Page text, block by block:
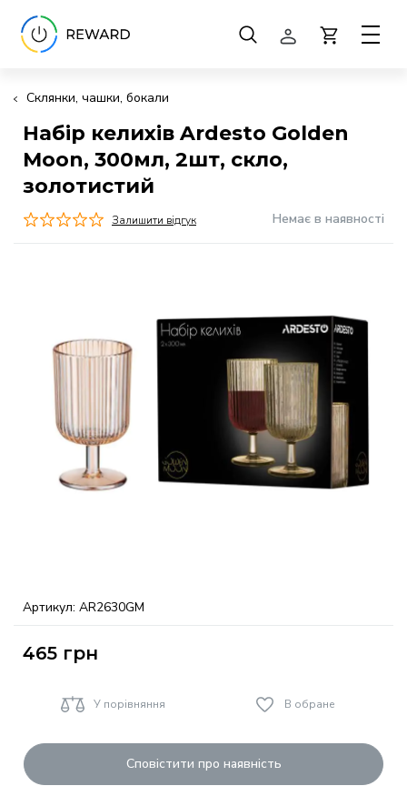
Склянки, чашки, бокали
Набір келихів Ardesto Golden
Moon, 300мл, 2шт, скло,
золотистий
Залишити відгук Немає в наявності
Артикул: AR2630GM
465 грн
У порівняння В обране
Сповістити про наявність